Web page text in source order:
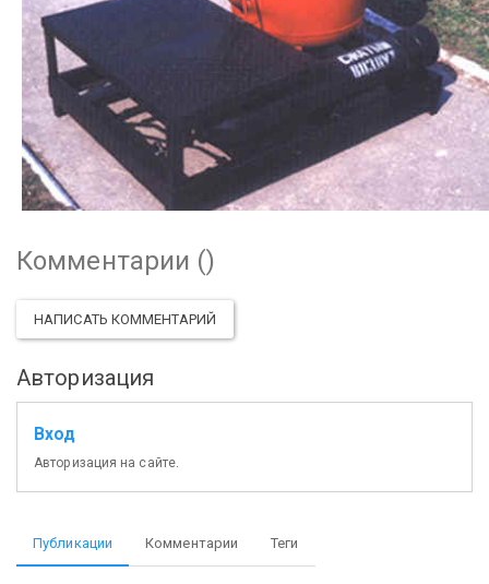
Комментарии ()
НАПИСАТЬ КОММЕНТАРИЙ
Авторизация
Вход
Авторизация на сайте.
Публикации Комментарии Теги